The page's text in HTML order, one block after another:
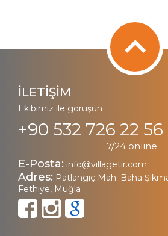
İLETİŞİM
Ekibimiz ile görüşün
+90 532 726 22 56
7/24 online
E-Posta: info@villagetir.com
Adres: Patlangıç Mah. Baha
Fethiye, Muğla